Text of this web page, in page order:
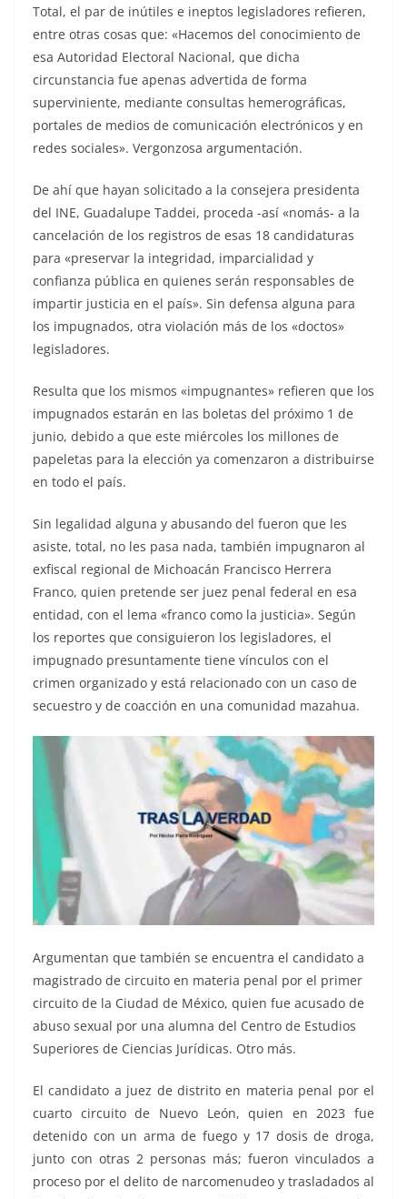
Total, el par de inútiles e ineptos legisladores refieren,
entre otras cosas que: «Hacemos del conocimiento de
esa Autoridad Electoral Nacional, que dicha
circunstancia fue apenas advertida de forma
superviniente, mediante consultas hemerográficas,
portales de medios de comunicación electrónicos y en
redes sociales». Vergonzosa argumentación.
De ahí que hayan solicitado a la consejera presidenta
del INE, Guadalupe Taddei, proceda -así «nomás- a la
cancelación de los registros de esas 18 candidaturas
para «preservar la integridad, imparcialidad y
confianza pública en quienes serán responsables de
impartir justicia en el país». Sin defensa alguna para
los impugnados, otra violación más de los «doctos»
legisladores.
Resulta que los mismos «impugnantes» refieren que los
impugnados estarán en las boletas del próximo 1 de
junio, debido a que este miércoles los millones de
papeletas para la elección ya comenzaron a distribuirse
en todo el país.
Sin legalidad alguna y abusando del fueron que les
asiste, total, no les pasa nada, también impugnaron al
exfiscal regional de Michoacán Francisco Herrera
Franco, quien pretende ser juez penal federal en esa
entidad, con el lema «franco como la justicia». Según
los reportes que consiguieron los legisladores, el
impugnado presuntamente tiene vínculos con el
crimen organizado y está relacionado con un caso de
secuestro y de coacción en una comunidad mazahua.
Argumentan que también se encuentra el candidato a
magistrado de circuito en materia penal por el primer
circuito de la Ciudad de México, quien fue acusado de
abuso sexual por una alumna del Centro de Estudios
Superiores de Ciencias Jurídicas. Otro más.
El candidato a juez de distrito en materia penal por el
cuarto circuito de Nuevo León, quien en 2023 fue
detenido con un arma de fuego y 17 dosis de droga,
junto con otras 2 personas más; fueron vinculados a
proceso por el delito de narcomenudeo y trasladados al